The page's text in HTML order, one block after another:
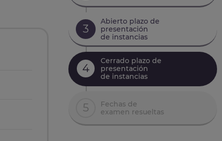
3
Abierto plazo de
presentación
de instancias
4
Cerrado plazo de
presentación
de instancias
5
Fechas de
examen resueltas